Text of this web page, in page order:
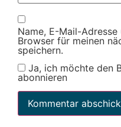
Name, E-Mail-
Browser für meinen
speichern.
Ja, ich möchte den
abonnieren